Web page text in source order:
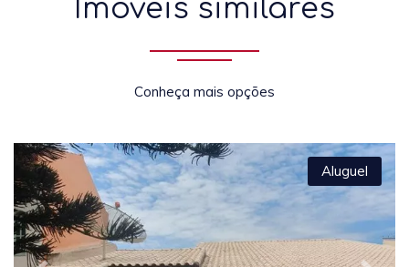
Imóveis similares
Conheça mais opções
Aluguel